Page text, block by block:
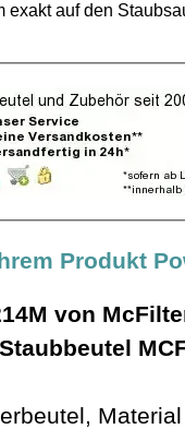
exakt auf den
Produkt
von